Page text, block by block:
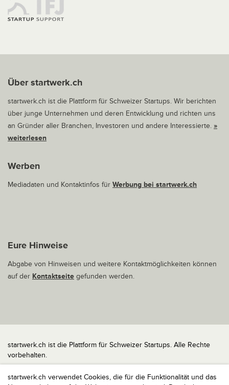
startwerk.ch verwendet Cookies, die für die Funktionalität und das
Über startwerk.ch
startwerk.ch ist die Plattform für Schweizer Startups. Wir berichten
über junge Unternehmen und deren Entwicklung und richten uns
an Gründer aller Branchen, Investoren und andere Interessierte. »
weiterlesen
Werben
Mediadaten und Kontaktinfos für Werbung bei startwerk.ch
Eure Hinweise
Abgabe von Hinweisen und weitere Kontaktmöglichkeiten können
auf der Kontaktseite gefunden werden.
startwerk.ch ist die Plattform für Schweizer Startups. Alle Rechte
vorbehalten.
Impressum